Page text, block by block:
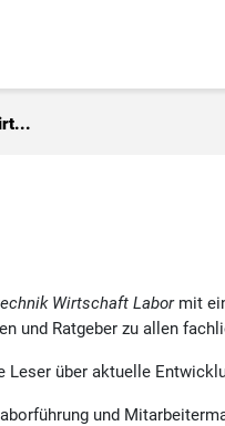
Wirtschaft Labormit
und Ratgeber zu allen
über aktuelle
und